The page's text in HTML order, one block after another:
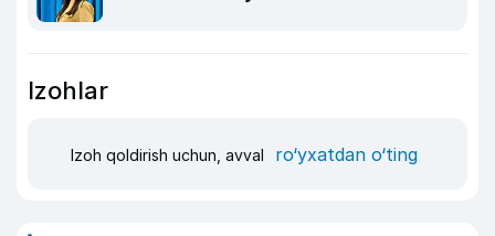
Izohlar
Izoh qoldirish uchun, avval ro‘yxatdan o‘ting